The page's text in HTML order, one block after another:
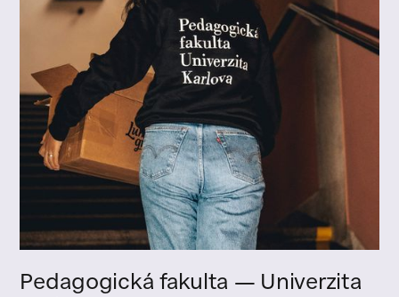
Pedagogická fakulta — Univerzita